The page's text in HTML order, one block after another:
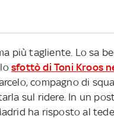
più tagliente. Lo sa
sfottò di Toni Kroos
compagno di
sul ridere. In un
ha risposto al